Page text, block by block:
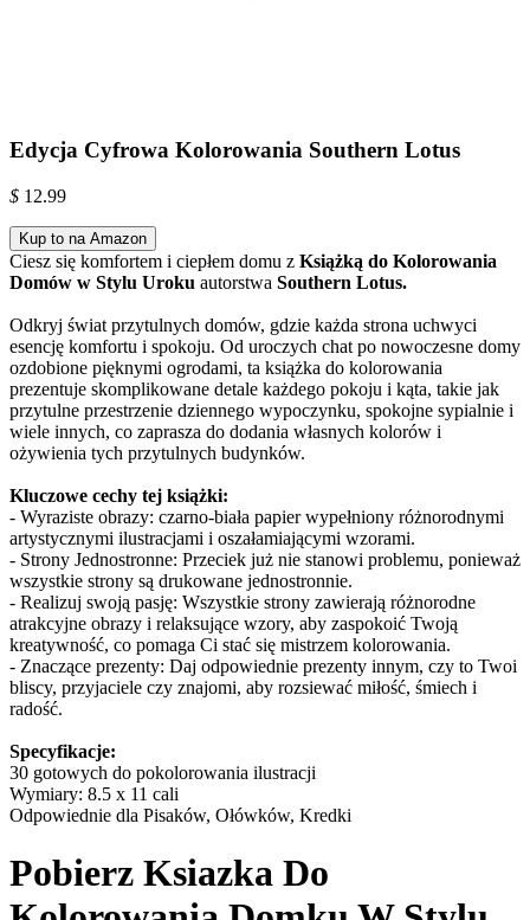
Edycja Cyfrowa Kolorowania Southern Lotus
$ 12.99
Kup to na Amazon
Ciesz się komfortem i ciepłem domu z Książką do Kolorowania
Domów w Stylu Uroku autorstwa Southern Lotus.
Odkryj świat przytulnych domów, gdzie każda strona uchwyci
esencję komfortu i spokoju. Od uroczych chat po nowoczesne domy
ozdobione pięknymi ogrodami, ta książka do kolorowania
prezentuje skomplikowane detale każdego pokoju i kąta, takie jak
przytulne przestrzenie dziennego wypoczynku, spokojne sypialnie i
wiele innych, co zaprasza do dodania własnych kolorów i
ożywienia tych przytulnych budynków.
Kluczowe cechy tej książki:
- Wyraziste obrazy: czarno-biała papier wypełniony różnorodnymi
artystycznymi ilustracjami i oszałamiającymi wzorami.
- Strony Jednostronne: Przeciek już nie stanowi problemu, ponieważ
wszystkie strony są drukowane jednostronnie.
- Realizuj swoją pasję: Wszystkie strony zawierają różnorodne
atrakcyjne obrazy i relaksujące wzory, aby zaspokoić Twoją
kreatywność, co pomaga Ci stać się mistrzem kolorowania.
- Znaczące prezenty: Daj odpowiednie prezenty innym, czy to Twoi
bliscy, przyjaciele czy znajomi, aby rozsiewać miłość, śmiech i
radość.
Specyfikacje:
30 gotowych do pokolorowania ilustracji
Wymiary: 8.5 x 11 cali
Odpowiednie dla Pisaków, Ołówków, Kredki
Pobierz Ksiazka Do